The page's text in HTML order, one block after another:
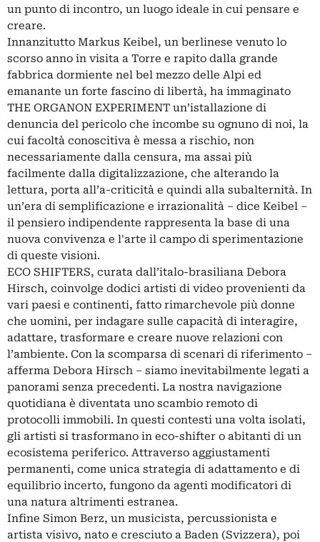
un punto di incontro, un luogo ideale in cui pensare e
creare.
Innanzitutto Markus Keibel, un berlinese venuto lo
scorso anno in visita a Torre e rapito dalla grande
fabbrica dormiente nel bel mezzo delle Alpi ed
emanante un forte fascino di libertà, ha immaginato
THE ORGANON EXPERIMENT un’istallazione di
denuncia del pericolo che incombe su ognuno di noi, la
cui facoltà conoscitiva è messa a rischio, non
necessariamente dalla censura, ma assai più
facilmente dalla digitalizzazione, che alterando la
lettura, porta all’a-criticità e quindi alla subalternità. In
un’era di semplificazione e irrazionalità – dice Keibel –
il pensiero indipendente rappresenta la base di una
nuova convivenza e l'arte il campo di sperimentazione
di queste visioni.
ECO SHIFTERS, curata dall’italo-brasiliana Debora
Hirsch, coinvolge dodici artisti di video provenienti da
vari paesi e continenti, fatto rimarchevole più donne
che uomini, per indagare sulle capacità di interagire,
adattare, trasformare e creare nuove relazioni con
l’ambiente. Con la scomparsa di scenari di riferimento –
afferma Debora Hirsch – siamo inevitabilmente legati a
panorami senza precedenti. La nostra navigazione
quotidiana è diventata uno scambio remoto di
protocolli immobili. In questi contesti una volta isolati,
gli artisti si trasformano in eco-shifter o abitanti di un
ecosistema periferico. Attraverso aggiustamenti
permanenti, come unica strategia di adattamento e di
equilibrio incerto, fungono da agenti modificatori di
una natura altrimenti estranea.
Infine Simon Berz, un musicista, percussionista e
artista visivo, nato e cresciuto a Baden (Svizzera), poi